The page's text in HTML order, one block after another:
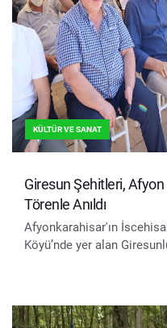
KÜLTÜR VE SANAT
Giresun Şehitleri,
Törenle Anıldı
Afyonkarahisar'ın
Köyü’nde yer alan